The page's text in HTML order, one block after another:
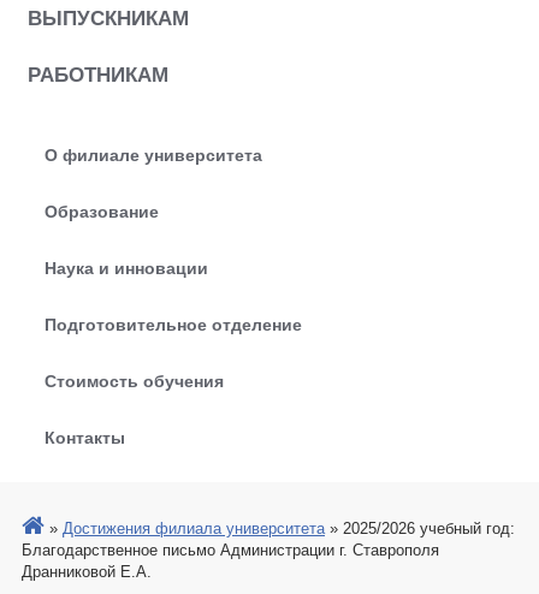
ВЫПУСКНИКАМ
РАБОТНИКАМ
О филиале университета
Образование
Наука и инновации
Подготовительное отделение
Стоимость обучения
Контакты
» Достижения филиала университета » 2025/2026 учебный год:
Благодарственное письмо Администрации г. Ставрополя
Дранниковой Е.А.